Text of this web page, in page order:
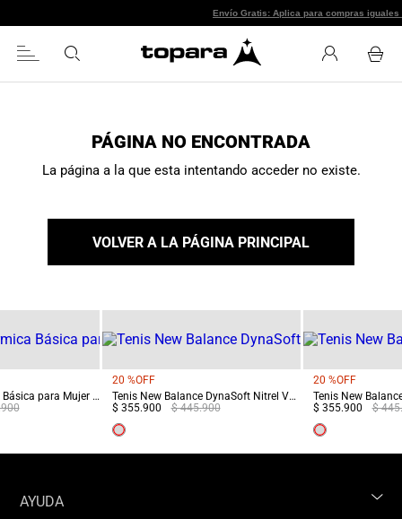
Envío Gratis: Aplica para compras
PÁGINA NO ENCONTRADA
La página a la que esta intentando acceder no existe.
VOLVER A LA PÁGINA PRINCIPAL
Chaqueta Térmica Básica para Mujer Chiloé Blanca
20 %OFF
Tenis New Balance DynaSoft Nitrel V6 Mujer Terreo
$ 355.900
$ 445.900
20 %OFF
$ 355.900 $
AYUDA